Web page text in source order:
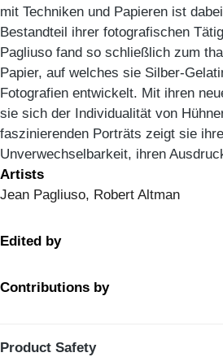
mit Techniken und Papieren ist
Bestandteil ihrer fotografischen
Pagliuso fand so schließlich zum
Papier, auf welches sie Silber-
Fotografien entwickelt. Mit ihren
sie sich der Individualität von
faszinierenden Porträts zeigt sie
Unverwechselbarkeit, ihren
Artists
Jean Pagliuso, Robert Altman
Edited by
Contributions by
Product Safety